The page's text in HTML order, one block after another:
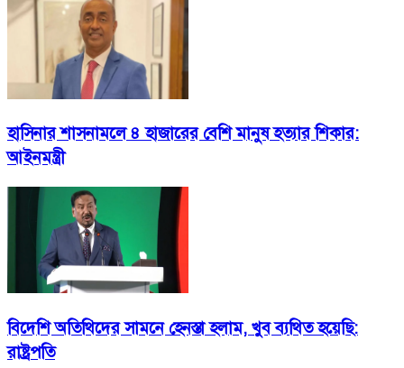
হাসিনার শাসনামলে ৪ হাজারের বেশি মানুষ হত্যার শিকার:
আইনমন্ত্রী
বিদেশি অতিথিদের সামনে হেনস্তা হলাম, খুব ব্যথিত হয়েছি:
রাষ্ট্রপতি